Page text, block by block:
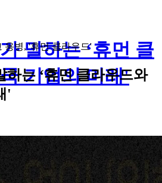
말하는 ‘휴먼 클
기업의 미래'
용병, '휴먼 클라우드'
하는 ‘휴먼 클라우드와
'